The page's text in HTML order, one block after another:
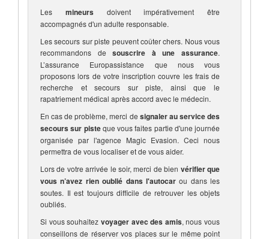
Les mineurs doivent impérativement être
accompagnés d'un adulte responsable.
Les secours sur piste peuvent coûter chers. Nous vous
recommandons desouscrire à une assurance.
L’assurance Europassistance que nous vous
proposons lors de votre inscription couvre les frais de
recherche et secours sur piste, ainsi que le
rapatriement médical après accord avec le médecin.
En cas de problème, merci de signaler au service des
secours sur pisteque vous faites partie d'une journée
organisée par l'agence Magic Evasion. Ceci nous
permettra de vous localiser et de vous aider.
Lors de votre arrivée le soir, merci de bien vérifier que
vous n’avez rien oublié dans l'autocarou dans les
soutes. Il est toujours difficile de retrouver les objets
oubliés.
Si vous souhaitez voyager avec des amis, nous vous
conseillons de réserver vos places sur le même point